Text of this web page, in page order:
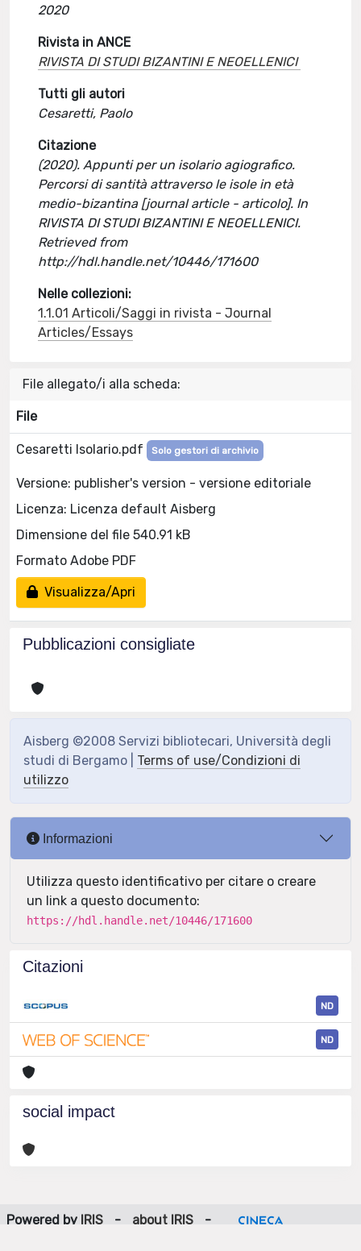
2020
Rivista in ANCE
RIVISTA DI STUDI BIZANTINI E NEOELLENICI
Tutti gli autori
Cesaretti, Paolo
Citazione
(2020). Appunti per un isolario agiografico.
Percorsi di santità attraverso le isole in età
medio-bizantina [journal article - articolo]. In
RIVISTA DI STUDI BIZANTINI E NEOELLENICI.
Retrieved from
http://hdl.handle.net/10446/171600
Nelle collezioni:
1.1.01 Articoli/Saggi in rivista - Journal
Articles/Essays
File allegato/i alla scheda:
File
Cesaretti Isolario.pdf Solo gestori di archivio
Versione: publisher's version - versione editoriale
Licenza: Licenza default Aisberg
Dimensione del file 540.91 kB
Formato Adobe PDF
Visualizza/Apri
Pubblicazioni consigliate
Aisberg ©2008 Servizi bibliotecari, Università degli
studi di Bergamo | Terms of use/Condizioni di
utilizzo
Informazioni
Utilizza questo identificativo per citare o creare
un link a questo documento:
https://hdl.handle.net/10446/171600
Citazioni
ND
ND
social impact
Powered by IRIS - about IRIS
-